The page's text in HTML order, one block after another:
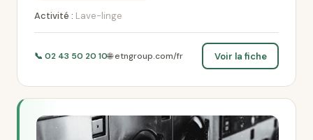
Activité : Lave-linge
📞 02 43 50 20 10🌐 etngroup.com/fr Voir la fiche